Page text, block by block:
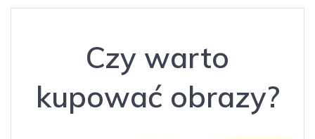
Czy warto
kupować obrazy?